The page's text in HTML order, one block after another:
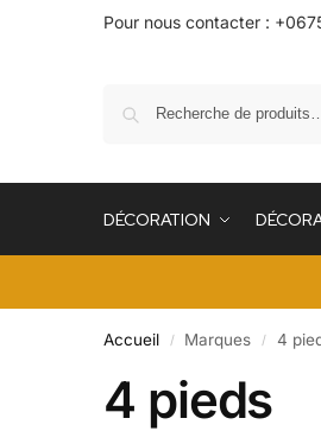
Pour nous contacter :
DÉCORATION
Accueil / Marques / 4
4 pieds